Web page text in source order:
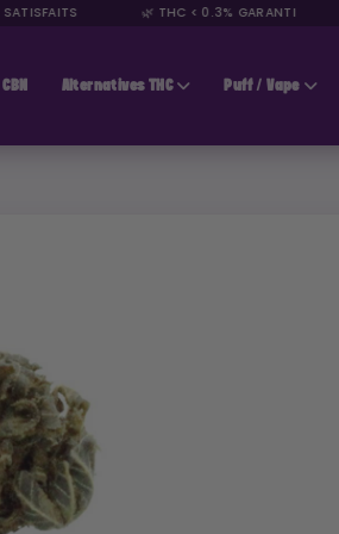
🌿 THC < 0.3% GARANTI
CBN Alternatives THC Puff / Vape